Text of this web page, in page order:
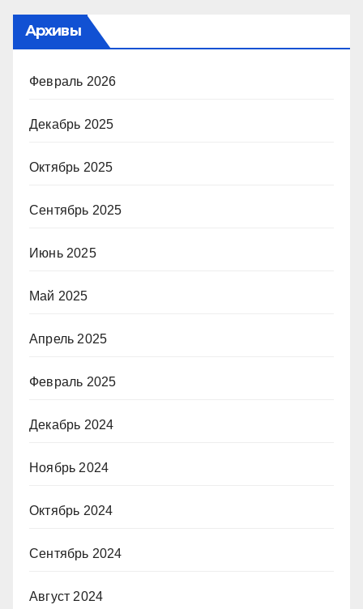
Архивы
Февраль 2026
Декабрь 2025
Октябрь 2025
Сентябрь 2025
Июнь 2025
Май 2025
Апрель 2025
Февраль 2025
Декабрь 2024
Ноябрь 2024
Октябрь 2024
Сентябрь 2024
Август 2024